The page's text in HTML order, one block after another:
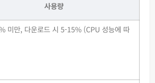
사용량
미만, 다운로드 시 5-15% (CPU 성능에 따